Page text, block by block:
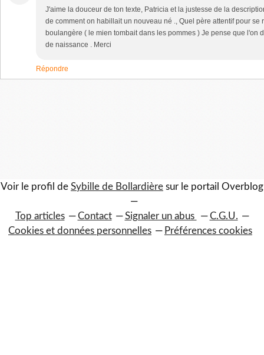
J'aime la douceur de ton texte, Patricia et la justesse de la
de comment on habillait un nouveau né ., Quel père attentif pour se
boulangère ( le mien tombait dans les pommes ) Je pense que l'on
de naissance . Merci
Répondre
Voir le profil de Sybille de Bollardière sur le portail Overblog
Top articles Contact Signaler un abus
C.G.U.
Cookies et données personnelles
Préférences cookies